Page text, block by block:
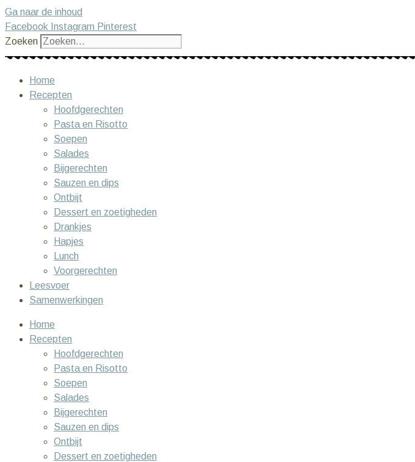
Ga naar de inhoud
Facebook Instagram Pinterest
Zoeken
Home
Recepten
Hoofdgerechten
Pasta en Risotto
Soepen
Salades
Bijgerechten
Sauzen en dips
Ontbijt
Dessert en zoetigheden
Drankjes
Hapjes
Lunch
Voorgerechten
Leesvoer
Samenwerkingen
Home
Recepten
Hoofdgerechten
Pasta en Risotto
Soepen
Salades
Bijgerechten
Sauzen en dips
Ontbijt
Dessert en zoetigheden